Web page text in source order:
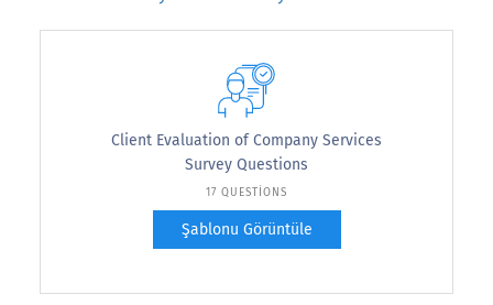
Client Evaluation of Company Services
Survey Questions
17 QUESTIONS
Şablonu Görüntüle